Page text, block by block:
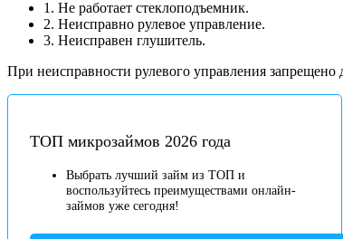
1. Не работает стеклоподъемник.
2. Неисправно рулевое управление.
3. Неисправен глушитель.
При неисправности рулевого управления
ТОП микрозаймов 2026 года
Выбрать лучший займ из ТОП и
воспользуйтесь преимуществами онлайн-
займов уже сегодня!